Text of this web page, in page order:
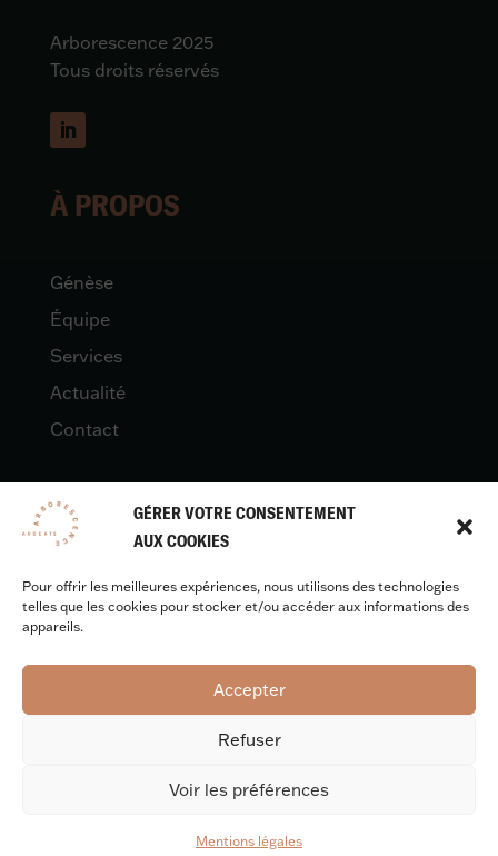
GÉRER VOTRE CONSENTEMENT
AUX COOKIES
Pour offrir les meilleures expériences, nous utilisons des technologies
telles que les cookies pour stocker et/ou accéder aux informations des
appareils.
Accepter
Refuser
Voir les préférences
Mentions légales
Arborescence 2025
Tous droits réservés
À PROPOS
Génèse
Équipe
Services
Actualité
Contact
LÉGAL
Mentions légales
Design & développement :